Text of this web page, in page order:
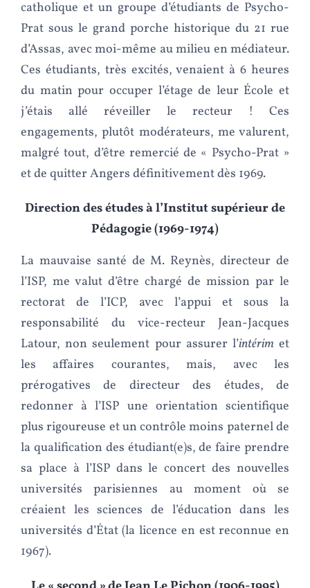
catholique et un groupe d’étudiants de Psycho-
Prat sous le grand porche historique du 21 rue
d’Assas, avec moi-même au milieu en médiateur.
Ces étudiants, très excités, venaient à 6 heures
du matin pour occuper l’étage de leur École et
j’étais allé réveiller le recteur ! Ces
engagements, plutôt modérateurs, me valurent,
malgré tout, d’être remercié de « Psycho-Prat »
et de quitter Angers définitivement dès 1969.
Direction des études à l’Institut supérieur de
Pédagogie (1969-1974)
La mauvaise santé de M. Reynès, directeur de
l’ISP, me valut d’être chargé de mission par le
rectorat de l’ICP, avec l’appui et sous la
responsabilité du vice-recteur Jean-Jacques
Latour, non seulement pour assurer l’intérim et
les affaires courantes, mais, avec les
prérogatives de directeur des études, de
redonner à l’ISP une orientation scientifique
plus rigoureuse et un contrôle moins paternel de
la qualification des étudiant(e)s, de faire prendre
sa place à l’ISP dans le concert des nouvelles
universités parisiennes au moment où se
créaient les sciences de l’éducation dans les
universités d’État (la licence en est reconnue en
1967).